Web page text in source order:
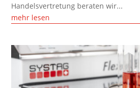
Handelsvertretung beraten wir...
mehr lesen